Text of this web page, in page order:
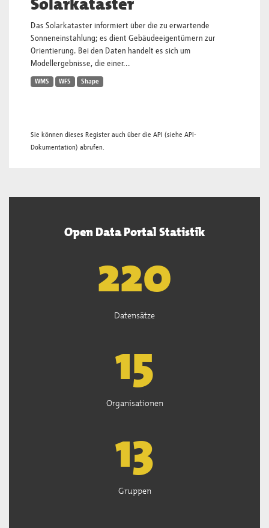
Das Solarkataster informiert über die zu erwartende
Sonneneinstahlung; es dient Gebäudeeigentümern zur
Orientierung. Bei den Daten handelt es sich um
Modellergebnisse, die einer...
WMS WFS Shape
Sie können dieses Register auch über die API (siehe API-
Dokumentation) abrufen.
Open Data Portal Statistik
222
Datensätze
15
Organisationen
13
Gruppen